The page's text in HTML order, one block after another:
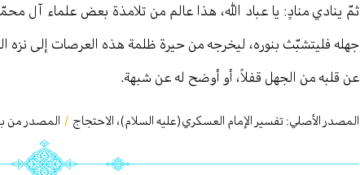
ثمّ ينادي منادٍ: يا عباد الله، هذا عالم من تلامذة بعض علماء آل
جهله فليتشبّث بنوره، ليخرجه من حيرة ظلمة هذه العرصات إلى نزه
عن قلبه من الجهل قفلاً، أو أوضح له عن شبهة.
المصدر الأصلي: تفسير الإمام العسكري(عليه السلام)، الاحتجاج / المصدر من